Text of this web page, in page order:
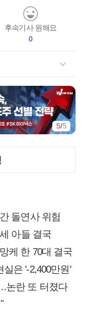
후속기사 원해요
0
5/5
돌연사 위험
아들 결국
케 한 70대 결국
은 '-2,400만원'
논란 또 터졌다